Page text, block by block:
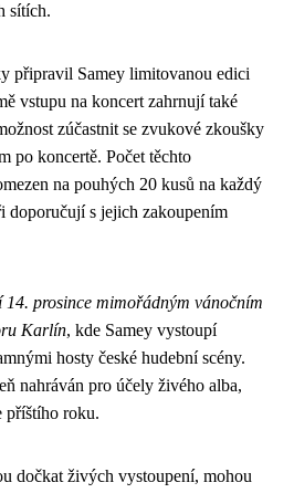
sítích.
připravil Samey limitovanou edici
vstupu na koncert zahrnují také
zúčastnit se zvukové zkoušky
po koncertě. Počet těchto
na pouhých 20 kusů na každý
doporučují s jejich zakoupením
prosince mimořádným vánočním
Karlín, kde Samey vystoupí
hosty české hudební scény.
nahráván pro účely živého alba,
příštího roku.
dočkat živých vystoupení, mohou